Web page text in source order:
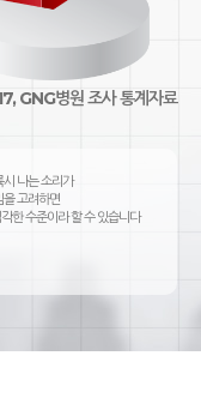
GNG병원 조사 통계자료
나는 소리가
고려하면
한 수준이라 할 수 있습니다